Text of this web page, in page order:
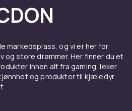
markedsplass, og vi er her for
og store drømmer. Her finner du et
innen alt fra gaming, leker
og produkter til kjæledyr.